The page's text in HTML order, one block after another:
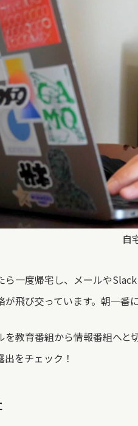
自
ら一度帰宅し、メールや
飛び交っています。朝一番
を教育番組から情報番組へ
をチェック！